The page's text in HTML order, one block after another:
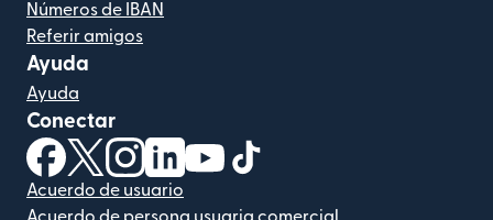
Números de IBAN
Referir amigos
Ayuda
Ayuda
Conectar
(se abre en una ventana nueva)
(se abre en una ventana nueva)
(se abre en una ventana nueva)
(se abre en una ventana nueva)
(se abre en una ventana nueva)
Acuerdo de usuario